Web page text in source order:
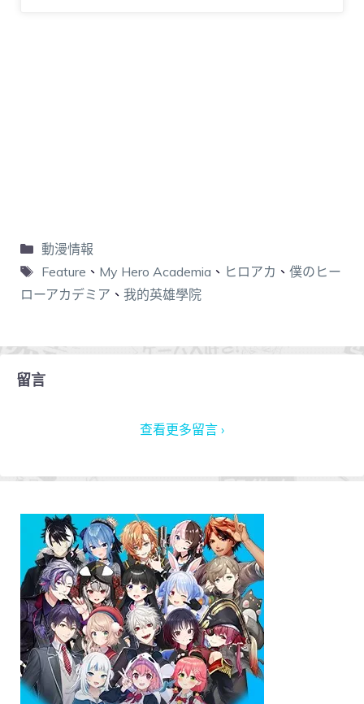
動漫情報
Feature 、 My Hero Academia 、 ヒロアカ 、 僕のヒー
ローアカデミア 、 我的英雄學院
留言
查看更多留言 ›